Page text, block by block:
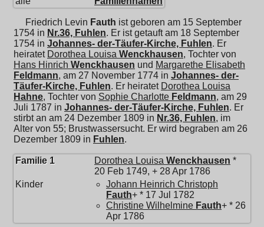
Friedrich Levin Fauth ist geboren am 15 September
1754 in Nr.36, Fuhlen. Er ist getauft am 18 September
1754 in Johannes- der-Täufer-Kirche, Fuhlen. Er
heiratet Dorothea Louisa Wenckhausen, Tochter von
Hans Hinrich Wenckhausen und Margarethe Elisabeth
Feldmann, am 27 November 1774 in Johannes- der-
Täufer-Kirche, Fuhlen. Er heiratet Dorothea Louisa
Hahne, Tochter von Sophie Charlotte Feldmann, am 29
Juli 1787 in Johannes- der-Täufer-Kirche, Fuhlen. Er
stirbt an am 24 Dezember 1809 in Nr.36, Fuhlen, im
Alter von 55; Brustwassersucht. Er wird begraben am 26
Dezember 1809 in Fuhlen.
Familie 1 Dorothea Louisa Wenckhausen *
20 Feb 1749, + 28 Apr 1786
Kinder
Johann Heinrich Christoph
Fauth+ * 17 Jul 1782
Christine Wilhelmine Fauth+ * 26
Apr 1786